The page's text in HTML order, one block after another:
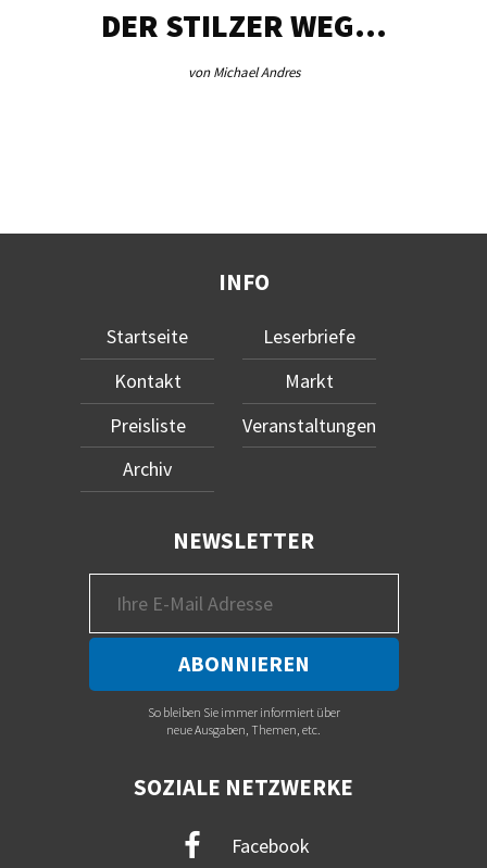
DER STILZER WEG…
von Michael Andres
INFO
Startseite
Kontakt
Preisliste
Archiv
Leserbriefe
Markt
Veranstaltungen
NEWSLETTER
So bleiben Sie immer informiert über
neue Ausgaben, Themen, etc.
SOZIALE NETZWERKE
Facebook